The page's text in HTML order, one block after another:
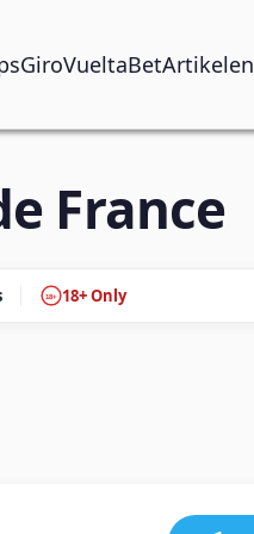
GiroVueltaBetArtikelen
France
18+ 18+ Only